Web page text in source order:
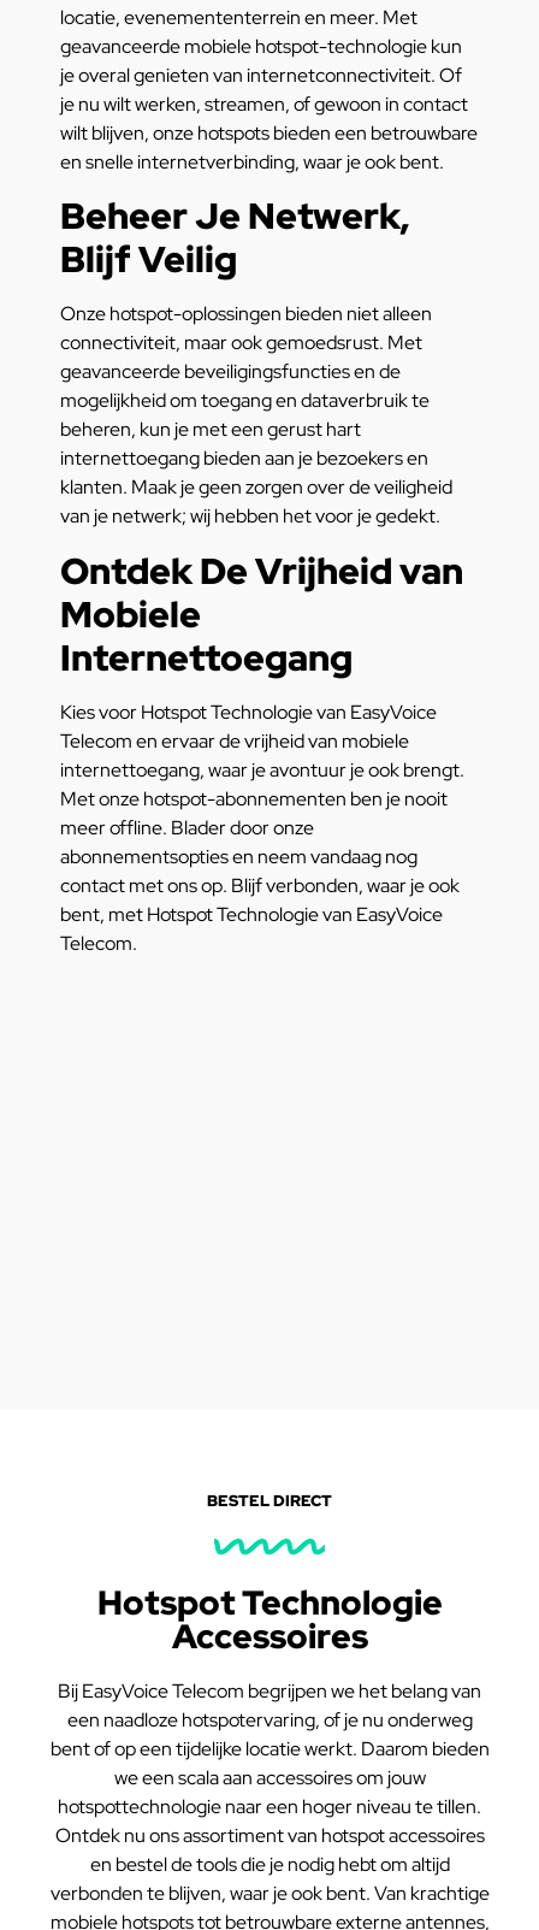
locatie, evenemententerrein en meer. Met
geavanceerde mobiele hotspot-technologie kun
je overal genieten van internetconnectiviteit. Of
je nu wilt werken, streamen, of gewoon in contact
wilt blijven, onze hotspots bieden een betrouwbare
en snelle internetverbinding, waar je ook bent.
Beheer Je Netwerk,
Blijf Veilig
Onze hotspot-oplossingen bieden niet alleen
connectiviteit, maar ook gemoedsrust. Met
geavanceerde beveiligingsfuncties en de
mogelijkheid om toegang en dataverbruik te
beheren, kun je met een gerust hart
internettoegang bieden aan je bezoekers en
klanten. Maak je geen zorgen over de veiligheid
van je netwerk; wij hebben het voor je gedekt.
Ontdek De Vrijheid van
Mobiele
Internettoegang
Kies voor Hotspot Technologie van EasyVoice
Telecom en ervaar de vrijheid van mobiele
internettoegang, waar je avontuur je ook brengt.
Met onze hotspot-abonnementen ben je nooit
meer offline. Blader door onze
abonnementsopties en neem vandaag nog
contact met ons op. Blijf verbonden, waar je ook
bent, met Hotspot Technologie van EasyVoice
Telecom.
BESTEL DIRECT
Hotspot Technologie
Accessoires
Bij EasyVoice Telecom begrijpen we het belang van
een naadloze hotspotervaring, of je nu onderweg
bent of op een tijdelijke locatie werkt. Daarom bieden
we een scala aan accessoires om jouw
hotspottechnologie naar een hoger niveau te tillen.
Ontdek nu ons assortiment van hotspot accessoires
en bestel de tools die je nodig hebt om altijd
verbonden te blijven, waar je ook bent. Van krachtige
mobiele hotspots tot betrouwbare externe antennes,